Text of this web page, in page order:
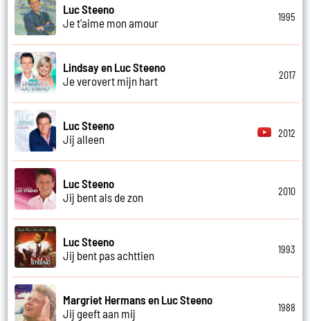
Luc Steeno
Je t'aime mon amour
1995
Lindsay en Luc Steeno
Je verovert mijn hart
2017
Luc Steeno
Jij alleen
2012
Luc Steeno
Jij bent als de zon
2010
Luc Steeno
Jij bent pas achttien
1993
Margriet Hermans en Luc Steeno
Jij geeft aan mij
1988